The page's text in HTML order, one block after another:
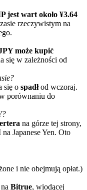
pieniężne
jest wart około ¥3.64
rzeczywistym na
może kupić
się w zależności od
się o spadłod wczoraj.
porównaniu do
na górze tej strony,
Japanese Yen. Oto
i nie obejmują opłat.)
Bitrue, wiodącej